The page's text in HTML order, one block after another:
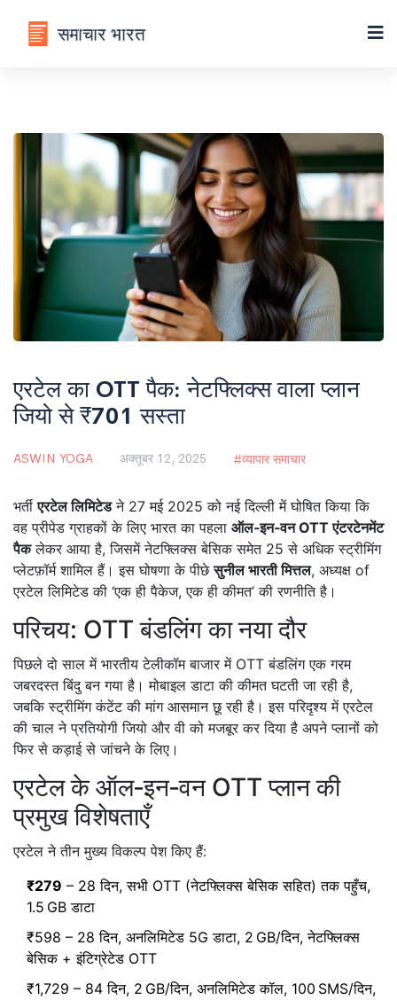
एरटेल का OTT पैक: नेटफ्लिक्स वाला प्लान
जियो से ₹701 सस्ता
ASWIN YOGA अक्तूबर 12, 2025 व्यापार समाचार
भर्तीएरटेल लिमिटेडने 27 मई 2025 को नई दिल्ली में घोषित किया कि
वह प्रीपेड ग्राहकों के लिए भारत का पहला ऑल‑इन‑वन OTT एंटरटेनमेंट
पैकलेकर आया है, जिसमें नेटफ्लिक्स बेसिक समेत 25 से अधिक स्ट्रीमिंग
प्लेटफ़ॉर्म शामिल हैं। इस घोषणा के पीछेसुनील भारती मित्तल, अध्यक्ष of
एरटेल लिमिटेड की ‘एक ही पैकेज, एक ही कीमत’ की रणनीति है।
परिचय: OTT बंडलिंग का नया दौर
पिछले दो साल में भारतीय टेलीकॉम बाजार में OTT बंडलिंग एक गरम
जबरदस्त बिंदु बन गया है। मोबाइल डाटा की कीमत घटती जा रही है,
जबकि स्ट्रीमिंग कंटेंट की मांग आसमान छू रही है। इस परिदृश्य में एरटेल
की चाल ने प्रतियोगी जियो और वी को मजबूर कर दिया है अपने प्लानों को
फिर से कड़ाई से जांचने के लिए।
एरटेल के ऑल‑इन‑वन OTT प्लान की
प्रमुख विशेषताएँ
एरटेल ने तीन मुख्य विकल्प पेश किए हैं:
₹279 – 28 दिन, सभी OTT (नेटफ्लिक्स बेसिक सहित) तक पहुँच,
1.5 GB डाटा
₹598 – 28 दिन, अनलिमिटेड 5G डाटा, 2 GB/दिन, नेटफ्लिक्स
बेसिक + इंटिग्रेटेड OTT
₹1,729 – 84 दिन, 2 GB/दिन, अनलिमिटेड कॉल, 100 SMS/दिन,